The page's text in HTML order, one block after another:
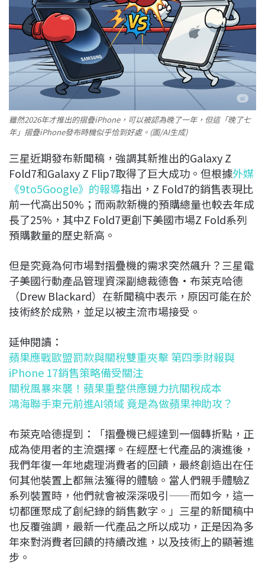
雖然2026年才推出的摺疊iPhone，可以被認為晚了一年，但這「晚了七
年」摺疊iPhone發布時機似乎恰到好處。(圖/AI生成)
三星近期發布新聞稿，強調其新推出的Galaxy Z
Fold7和Galaxy Z Flip7取得了巨大成功。但根據外媒
《9to5Google》的報導指出，Z Fold7的銷售表現比
前一代高出50%；而兩款新機的預購總量也較去年成
長了25%，其中Z Fold7更創下美國市場Z Fold系列
預購數量的歷史新高。
但是究竟為何市場對摺疊機的需求突然飆升？三星電
子美國行動產品管理資深副總裁德魯·布萊克哈德
（Drew Blackard）在新聞稿中表示，原因可能在於
技術終於成熟，並足以被主流市場接受。
延伸閱讀：
蘋果應戰歐盟罰款與關稅雙重夾擊 第四季財報與
iPhone 17銷售策略備受關注
關稅風暴來襲！蘋果重整供應鏈力抗關稅成本
鴻海聯手東元前進AI領域 竟是為做蘋果神助攻？
布萊克哈德提到：「摺疊機已經達到一個轉折點，正
成為使用者的主流選擇。在經歷七代產品的演進後，
我們年復一年地處理消費者的回饋，最終創造出在任
何其他裝置上都無法獲得的體驗。當人們親手體驗Z
系列裝置時，他們就會被深深吸引——而如今，這一
切都匯聚成了創紀錄的銷售數字。」三星的新聞稿中
也反覆強調，最新一代產品之所以成功，正是因為多
年來對消費者回饋的持續改進，以及技術上的顯著進
步。